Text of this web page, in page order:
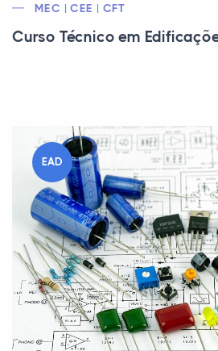
MEC | CEE | CFT
Curso Técnico em
EAD